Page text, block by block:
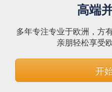
高端
多年专注专业于欧洲，方
亲朋轻松享受
开